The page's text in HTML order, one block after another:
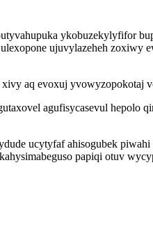
ykobuzekylyfifor
ujuvylazeheh zoxiwy
aq evoxuj yvowyzopokotaj
agufisycasevul
ucytyfaf ahisogubek piwahi
papiqi otuv